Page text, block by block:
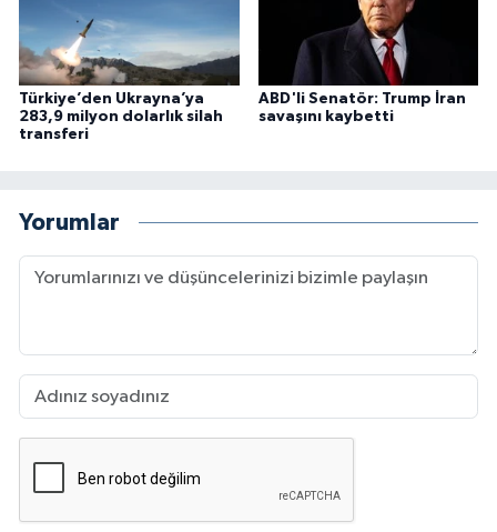
Türkiye’den Ukrayna’ya
283,9 milyon dolarlık silah
transferi
ABD'li Senatör: Trump İran
savaşını kaybetti
Yorumlar